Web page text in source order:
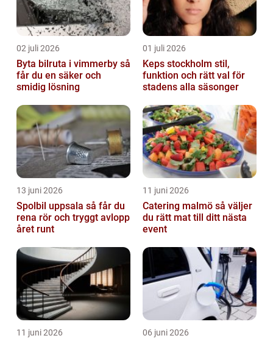
02 juli 2026
Byta bilruta i vimmerby så
får du en säker och
smidig lösning
01 juli 2026
Keps stockholm stil,
funktion och rätt val för
stadens alla säsonger
13 juni 2026
Spolbil uppsala så får du
rena rör och tryggt avlopp
året runt
11 juni 2026
Catering malmö så väljer
du rätt mat till ditt nästa
event
11 juni 2026 06 juni 2026